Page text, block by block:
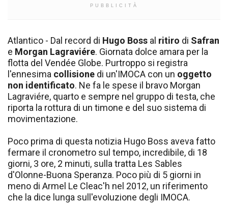
PUBBLICITÀ
Atlantico - Dal record di Hugo Boss al ritiro di Safran
e Morgan Lagraviére. Giornata dolce amara per la
flotta del Vendée Globe. Purtroppo si registra
l'ennesima collisione di un'IMOCA con un oggetto
non identificato. Ne fa le spese il bravo Morgan
Lagraviére, quarto e sempre nel gruppo di testa, che
riporta la rottura di un timone e del suo sistema di
movimentazione.
Poco prima di questa notizia Hugo Boss aveva fatto
fermare il cronometro sul tempo, incredibile, di 18
giorni, 3 ore, 2 minuti, sulla tratta Les Sables
d'Olonne-Buona Speranza. Poco più di 5 giorni in
meno di Armel Le Cleac'h nel 2012, un riferimento
che la dice lunga sull'evoluzione degli IMOCA.